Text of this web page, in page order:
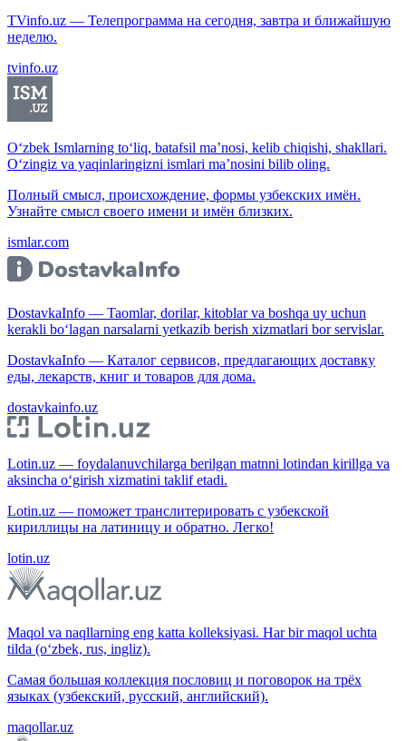
TVinfo.uz — Телепрограмма на сегодня, завтра и ближайшую
неделю.
tvinfo.uz
O‘zbek Ismlarning to‘liq, batafsil ma’nosi, kelib chiqishi, shakllari.
O‘zingiz va yaqinlaringizni ismlari ma’nosini bilib oling.
Полный смысл, происхождение, формы узбекских имён.
Узнайте смысл своего имени и имён близких.
ismlar.com
DostavkaInfo — Taomlar, dorilar, kitoblar va boshqa uy uchun
kerakli bo‘lagan narsalarni yetkazib berish xizmatlari bor servislar.
DostavkaInfo — Каталог сервисов, предлагающих доставку
еды, лекарств, книг и товаров для дома.
dostavkainfo.uz
Lotin.uz — foydalanuvchilarga berilgan matnni lotindan kirillga va
aksincha o‘girish xizmatini taklif etadi.
Lotin.uz — поможет транслитерировать с узбекской
кириллицы на латиницу и обратно. Легко!
lotin.uz
Maqol va naqllarning eng katta kolleksiyasi. Har bir maqol uchta
tilda (o‘zbek, rus, ingliz).
Самая большая коллекция пословиц и поговорок на трёх
языках (узбекский, русский, английский).
maqollar.uz